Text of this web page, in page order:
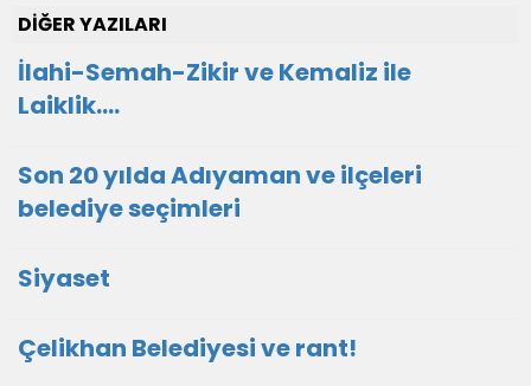
DİĞER YAZILARI
İlahi-Semah-Zikir ve Kemaliz ile
Laiklik….
Son 20 yılda Adıyaman ve ilçeleri
belediye seçimleri
Siyaset
Çelikhan Belediyesi ve rant!